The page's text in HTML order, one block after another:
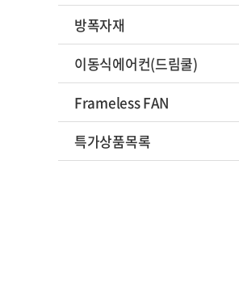
방폭자재
이동식에어컨(드림쿨)
Frameless FAN
특가상품목록